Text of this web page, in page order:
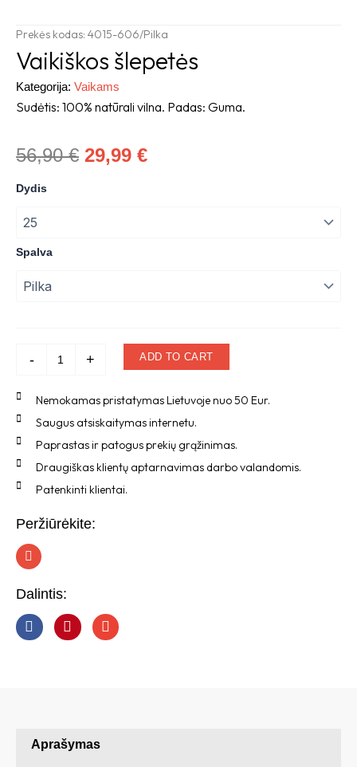
Prekės kodas: 4015-606/Pilka
Vaikiškos šlepetės
Kategorija: Vaikams
Sudėtis: 100% natūrali vilna. Padas: Guma.
56,90€ Original
29,99 €Current
Dydis
Spalva
-
Vaikiškos
šlepetės
+ ADD TO CART
Nemokamas pristatymas Lietuvoje nuo 50 Eur.
Saugus atsiskaitymas internetu.
Paprastas ir patogus prekių grąžinimas.
Draugiškas klientų aptarnavimas darbo valandomis.
Patenkinti klientai.
Peržiūrėkite:
I
n
a
g
r
a
Dalintis:
Aprašymas